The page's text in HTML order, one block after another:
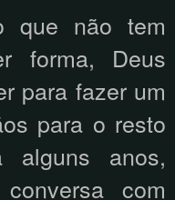
que não tem
forma, Deus
para fazer um
para o resto
alguns anos,
com